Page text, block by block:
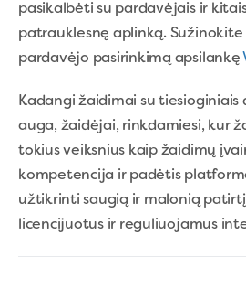
pasikalbėti su pardavėjais ir
patrauklesnę aplinką.
pardavėjo pasirinkimą apsilankę
Kadangi žaidimai su
auga, žaidėjai, rinkdamiesi, kur
tokius veiksnius kaip žaidimų
kompetencija ir padėtis
užtikrinti saugią ir malonią
licencijuotus ir reguliuojamus